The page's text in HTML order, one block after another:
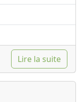
Lire la suite